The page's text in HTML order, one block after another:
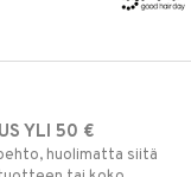
YLI 50 €
huolimatta siitä